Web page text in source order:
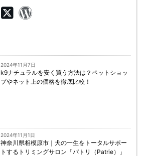
2024年11月7日
k9ナチュラルを安く買う方法は？ペットショッ
プやネット上の価格を徹底比較！
2024年11月1日
神奈川県相模原市｜犬の一生をトータルサポー
トするトリミングサロン「パトリ（Patrie）」